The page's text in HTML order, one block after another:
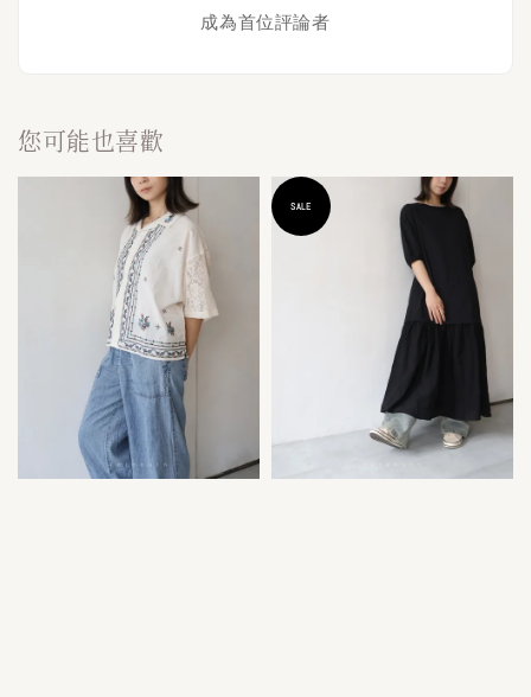
成為首位評論者
您可能也喜歡
SALE